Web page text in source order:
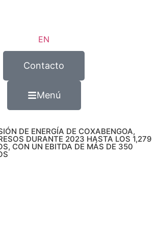
EN
Contacto
Menú
DE ENERGÍA DE COXABENGOA,
DURANTE 2023 HASTA LOS 1,279
CON UN EBITDA DE MÁS DE 350